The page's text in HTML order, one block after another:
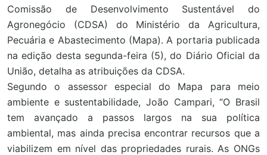
Comissão de Desenvolvimento Sustentável do
Agronegócio (CDSA) do Ministério da Agricultura,
Pecuária e Abastecimento (Mapa). A portaria publicada
na edição desta segunda-feira (5), do Diário Oficial da
União, detalha as atribuições da CDSA.
Segundo o assessor especial do Mapa para meio
ambiente e sustentabilidade, João Campari, “O Brasil
tem avançado a passos largos na sua política
ambiental, mas ainda precisa encontrar recursos que a
viabilizem em nível das propriedades rurais. As ONGs